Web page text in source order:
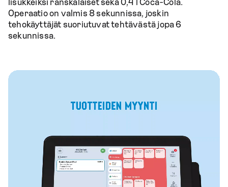
lisukkeiksi ranskalaiset sekä 0,4 l Coca-Cola.
Operaatio on valmis 8 sekunnissa, joskin
tehokäyttäjät suoriutuvat tehtävästä jopa 6
sekunnissa.